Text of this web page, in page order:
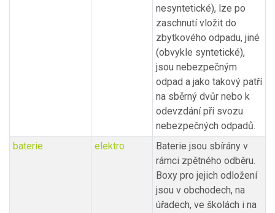
nesyntetické), lze po
zaschnutí vložit do
zbytkového odpadu, jiné
(obvykle syntetické),
jsou nebezpečným
odpad a jako takový patří
na sběrný dvůr nebo k
odevzdání při svozu
nebezpečných odpadů.
baterie
elektro
Baterie jsou sbírány v
rámci zpětného odběru.
Boxy pro jejich odložení
jsou v obchodech, na
úřadech, ve školách i na